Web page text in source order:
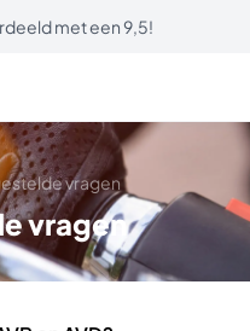
met een 9,5!
vragen
vragen